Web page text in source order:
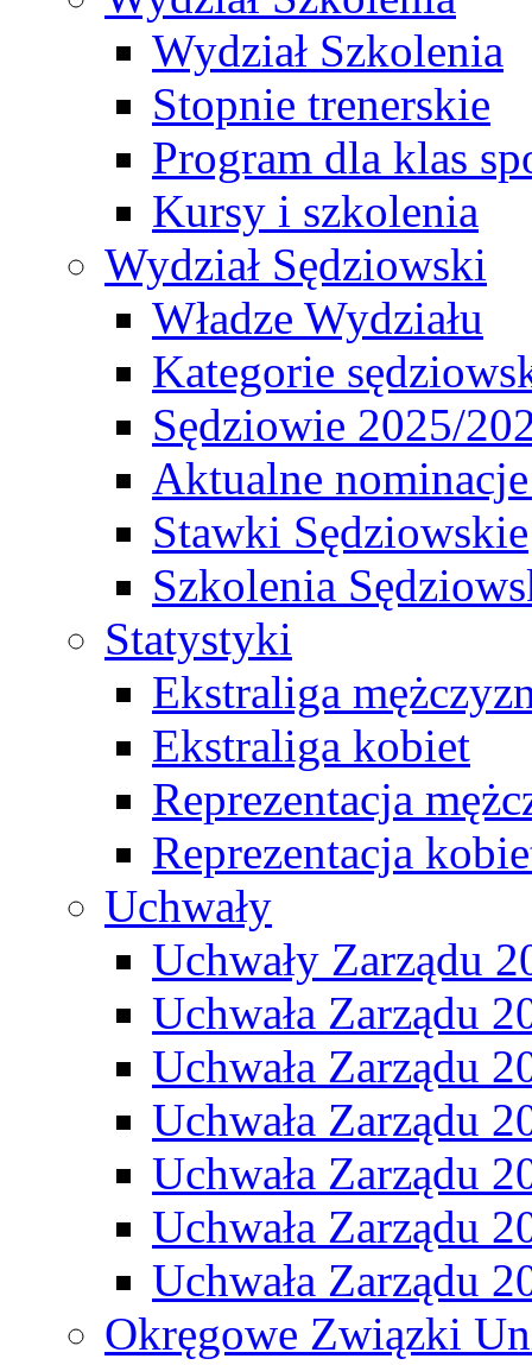
Wydział Szkolenia
Stopnie trenerskie
Program dla klas
Kursy i szkolenia
Wydział Sędziowski
Władze Wydziału
Kategorie
Sędziowie 2025/
Aktualne
Stawki Sędziowskie
Szkolenia
Statystyki
Ekstraliga
Ekstraliga kobiet
Reprezentacja
Reprezentacja
Uchwały
Uchwały Zarządu
Uchwała Zarządu
Uchwała Zarządu
Uchwała Zarządu
Uchwała Zarządu
Uchwała Zarządu
Uchwała Zarządu
Okręgowe Związki